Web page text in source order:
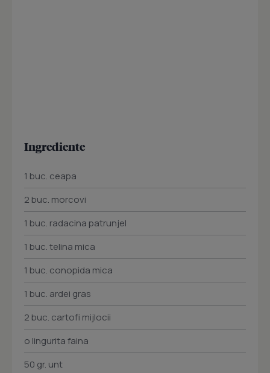
Ingrediente
1 buc. ceapa
2 buc. morcovi
1 buc. radacina patrunjel
1 buc. telina mica
1 buc. conopida mica
1 buc. ardei gras
2 buc. cartofi mijlocii
o lingurita faina
50 gr. unt